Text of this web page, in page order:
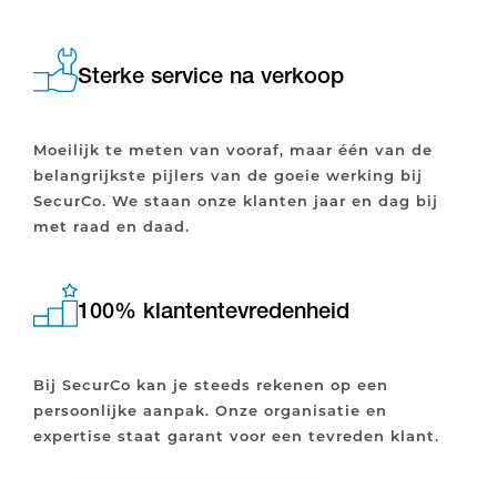
Sterke service na verkoop
Moeilijk te meten van vooraf, maar één van de
belangrijkste pijlers van de goeie werking bij
SecurCo. We staan onze klanten jaar en dag bij
met raad en daad.
100% klantentevredenheid
Bij SecurCo kan je steeds rekenen op een
persoonlijke aanpak. Onze organisatie en
expertise staat garant voor een tevreden klant.